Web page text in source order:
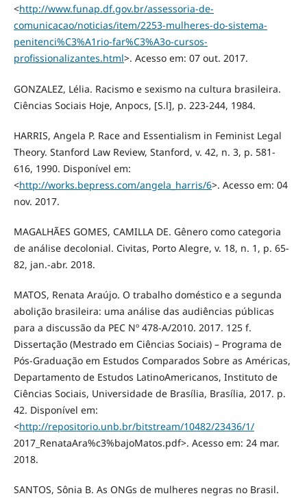
<http://www.funap.df.gov.br/assessoria-de-
comunicacao/noticias/item/2253-mulheres-do-sistema-
penitenci%C3%A1rio-far%C3%A3o-cursos-
profissionalizantes.html>. Acesso em: 07 out. 2017.
GONZALEZ, Lélia. Racismo e sexismo na cultura brasileira.
Ciências Sociais Hoje, Anpocs, [S.l], p. 223-244, 1984.
HARRIS, Angela P. Race and Essentialism in Feminist Legal
Theory. Stanford Law Review, Stanford, v. 42, n. 3, p. 581-
616, 1990. Disponível em:
<http://works.bepress.com/angela_harris/6>. Acesso em: 04
nov. 2017.
MAGALHÃES GOMES, CAMILLA DE. Gênero como categoria
de análise decolonial. Civitas, Porto Alegre, v. 18, n. 1, p. 65-
82, jan.-abr. 2018.
MATOS, Renata Araújo. O trabalho doméstico e a segunda
abolição brasileira: uma análise das audiências públicas
para a discussão da PEC Nº 478-A/2010. 2017. 125 f.
Dissertação (Mestrado em Ciências Sociais) – Programa de
Pós-Graduação em Estudos Comparados Sobre as Américas,
Departamento de Estudos LatinoAmericanos, Instituto de
Ciências Sociais, Universidade de Brasília, Brasília, 2017. p.
42. Disponível em:
<http://repositorio.unb.br/bitstream/10482/23436/1/
2017_RenataAra%c3%bajoMatos.pdf>. Acesso em: 24 mar.
2018.
SANTOS, Sônia B. As ONGs de mulheres negras no Brasil.